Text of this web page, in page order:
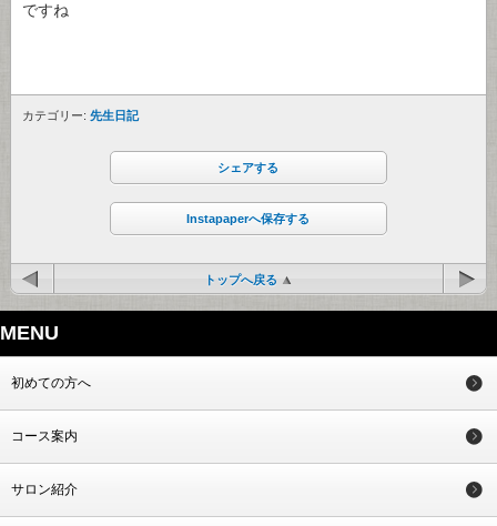
ですね
カテゴリー: 先生日記
シェアする
Instapaperへ保存する
トップへ戻る
MENU
初めての方へ
コース案内
サロン紹介